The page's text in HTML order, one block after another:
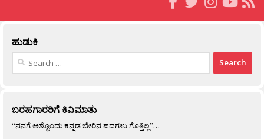
ಹುಡುಕಿ
Search
ಬರಹಗಾರರಿಗೆ ಕಿವಿಮಾತು
“ನನಗೆ ಅಶ್ಟೊಂದು ಕನ್ನಡ ಬೇರಿನ ಪದಗಳು ಗೊತ್ತಿಲ್ಲ”…